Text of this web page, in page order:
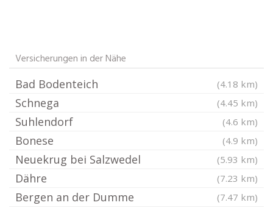
Versicherungen in der Nähe
Bad Bodenteich (4.18 km)
Schnega (4.45 km)
Suhlendorf (4.6 km)
Bonese (4.9 km)
Neuekrug bei Salzwedel (5.93 km)
Dähre (7.23 km)
Bergen an der Dumme (7.47 km)